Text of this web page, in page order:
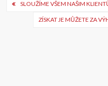
SLOUŽÍME VŠEM NAŠIM
ZÍSKAT JE MŮŽETE ZA